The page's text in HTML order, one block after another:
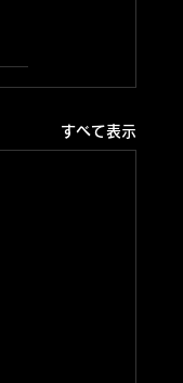
すべて表示